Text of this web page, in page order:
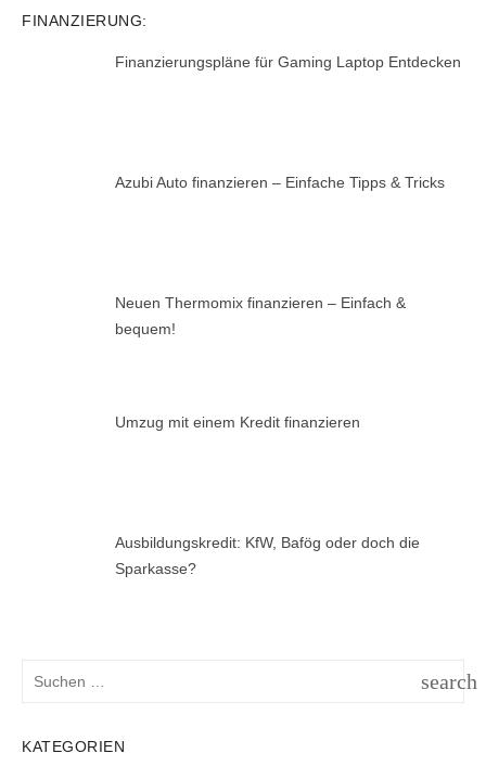
FINANZIERUNG:
Finanzierungspläne für Gaming Laptop Entdecken
Azubi Auto finanzieren – Einfache Tipps & Tricks
Neuen Thermomix finanzieren – Einfach &
bequem!
Umzug mit einem Kredit finanzieren
Ausbildungskredit: KfW, Bafög oder doch die
Sparkasse?
search
KATEGORIEN